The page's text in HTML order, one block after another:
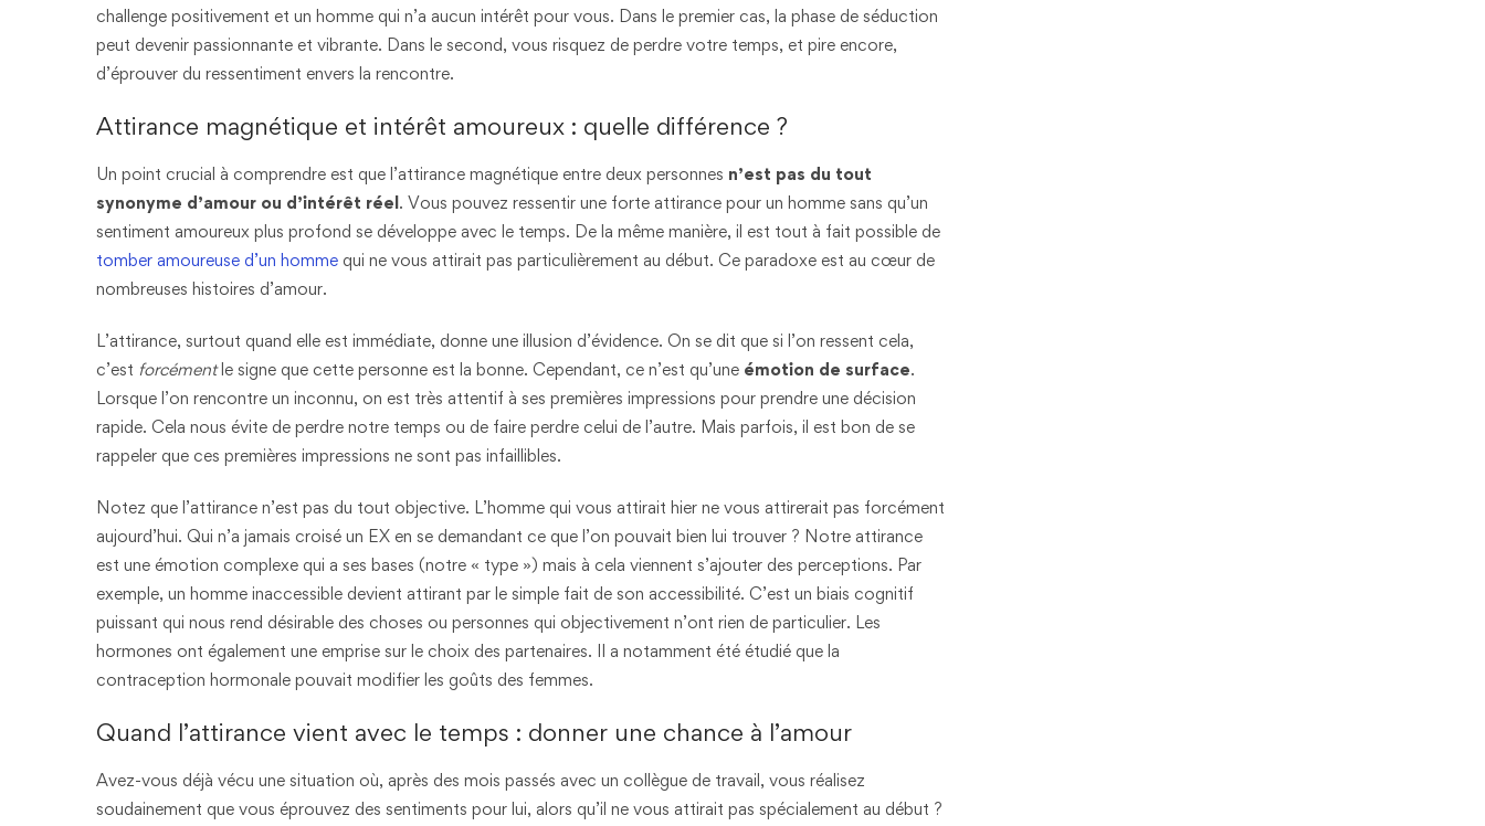
challenge positivement et un homme qui n’a aucun intérêt pour vous. Dans le premier cas, la phase de séduction
peut devenir passionnante et vibrante. Dans le second, vous risquez de perdre votre temps, et pire encore,
d’éprouver du ressentiment envers la rencontre.
Attirance magnétique et intérêt amoureux : quelle différence ?
Un point crucial à comprendre est que l’attirance magnétique entre deux personnes n’est pas du tout
synonyme d’amour ou d’intérêt réel. Vous pouvez ressentir une forte attirance pour un homme sans qu’un
sentiment amoureux plus profond se développe avec le temps. De la même manière, il est tout à fait possible de
tomber amoureuse d’un homme qui ne vous attirait pas particulièrement au début. Ce paradoxe est au cœur de
nombreuses histoires d’amour.
L’attirance, surtout quand elle est immédiate, donne une illusion d’évidence. On se dit que si l’on ressent cela,
c’est forcémentle signe que cette personne est la bonne. Cependant, ce n’est qu’une émotion de surface.
Lorsque l’on rencontre un inconnu, on est très attentif à ses premières impressions pour prendre une décision
rapide. Cela nous évite de perdre notre temps ou de faire perdre celui de l’autre. Mais parfois, il est bon de se
rappeler que ces premières impressions ne sont pas infaillibles.
Notez que l’attirance n’est pas du tout objective. L’homme qui vous attirait hier ne vous attirerait pas forcément
aujourd’hui. Qui n’a jamais croisé un EX en se demandant ce que l’on pouvait bien lui trouver ? Notre attirance
est une émotion complexe qui a ses bases (notre « type ») mais à cela viennent s’ajouter des perceptions. Par
exemple, un homme inaccessible devient attirant par le simple fait de son accessibilité. C’est un biais cognitif
puissant qui nous rend désirable des choses ou personnes qui objectivement n’ont rien de particulier. Les
hormones ont également une emprise sur le choix des partenaires. Il a notamment été étudié que la
contraception hormonale pouvait modifier les goûts des femmes.
Quand l’attirance vient avec le temps : donner une chance à l’amour
Avez-vous déjà vécu une situation où, après des mois passés avec un collègue de travail, vous réalisez
soudainement que vous éprouvez des sentiments pour lui, alors qu’il ne vous attirait pas spécialement au début ?